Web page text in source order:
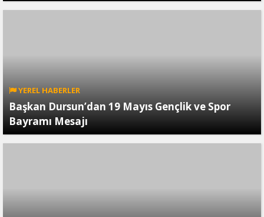
YEREL HABERLER
Başkan Dursun’dan 19 Mayıs Gençlik ve Spor
Bayramı Mesajı